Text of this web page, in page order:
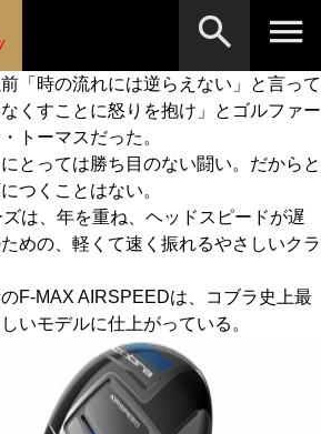
「時の流れには逆らえない」と言って
くすことに怒りを抱け」とゴルファー
トーマスだった。
とっては勝ち目のない闘い。だからと
つくことはない。
は、年を重ね、ヘッドスピードが遅
めの、軽くて速く振れるやさしいクラ
F-MAX AIRSPEEDは、コブラ史上最
いモデルに仕上がっている。
トランキング
品情報
実践テクニック
証
ュース
、検索したい事柄を入
検索